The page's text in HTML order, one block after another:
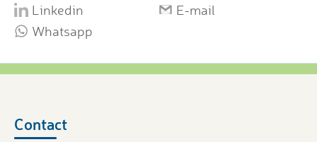
Linkedin
E-mail
Whatsapp
Contact